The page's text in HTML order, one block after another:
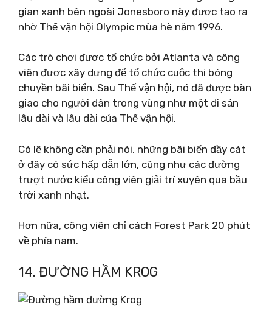
gian xanh bên ngoài Jonesboro này được tạo ra
nhờ Thế vận hội Olympic mùa hè năm 1996.
Các trò chơi được tổ chức bởi Atlanta và công
viên được xây dựng để tổ chức cuộc thi bóng
chuyền bãi biển. Sau Thế vận hội, nó đã được bàn
giao cho người dân trong vùng như một di sản
lâu dài và lâu dài của Thế vận hội.
Có lẽ không cần phải nói, những bãi biển đầy cát
ở đây có sức hấp dẫn lớn, cũng như các đường
trượt nước kiểu công viên giải trí xuyên qua bầu
trời xanh nhạt.
Hơn nữa, công viên chỉ cách Forest Park 20 phút
về phía nam.
14. ĐƯỜNG HẦM KROG